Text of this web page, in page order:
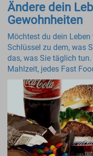
Ändere dein
Gewohnheiten
Möchtest du dein
Schlüssel zu dem, was
das, was Sie täglich
Mahlzeit, jedes Fast